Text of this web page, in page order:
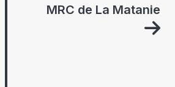
MRC de La Matanie